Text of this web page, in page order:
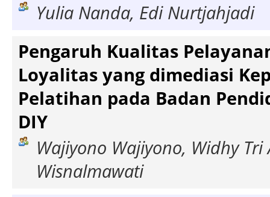
Yulia Nanda, Edi Nurtjahjadi
Pengaruh Kualitas
Loyalitas yang dimediasi
Pelatihan pada Badan
DIY
Wajiyono Wajiyono, Widhy
Wisnalmawati